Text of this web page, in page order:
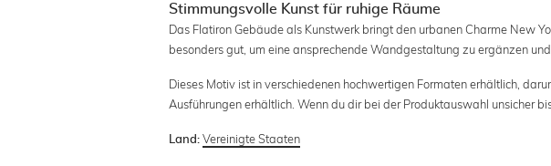
Stimmungsvolle Kunst für ruhige Räume
Das Flatiron Gebäude als Kunstwerk bringt den urbanen Charme New
besonders gut, um eine ansprechende Wandgestaltung zu ergänzen
Dieses Motiv ist in verschiedenen hochwertigen Formaten erhältlich,
Ausführungen erhältlich. Wenn du dir bei der Produktauswahl unsicher
Land: Vereinigte Staaten